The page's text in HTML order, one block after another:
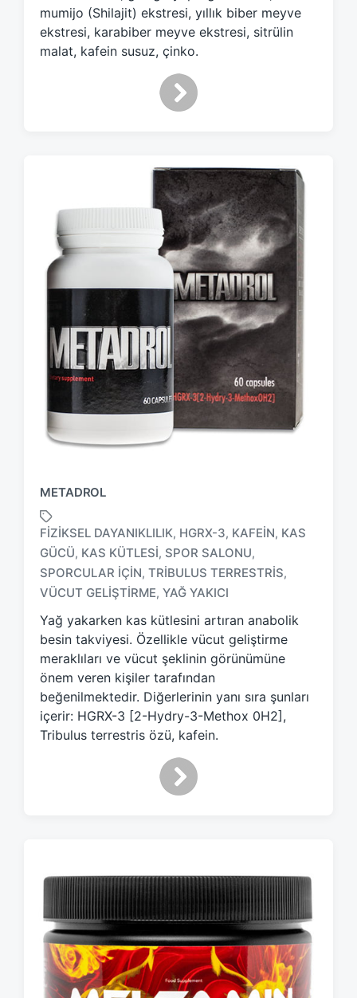
h
mumijo (Shilajit) ekstresi, yıllık biber meyve
ekstresi, karabiber meyve ekstresi, sitrülin
malat, kafein susuz, çinko.
METADROL
a
g
g
d
w
i
t
h
FIZIKSEL DAYANIKLILIK, HGRX-3, KAFEIN, KAS
GÜCÜ, KAS KÜTLESI, SPOR SALONU,
SPORCULAR IÇIN, TRIBULUS TERRESTRIS,
VÜCUT GELIŞTIRME, YAĞ YAKICI
Yağ yakarken kas kütlesini artıran anabolik
besin takviyesi. Özellikle vücut geliştirme
meraklıları ve vücut şeklinin görünümüne
önem veren kişiler tarafından
beğenilmektedir. Diğerlerinin yanı sıra şunları
içerir: HGRX-3 [2-Hydry-3-Methox 0H2],
Tribulus terrestris özü, kafein.